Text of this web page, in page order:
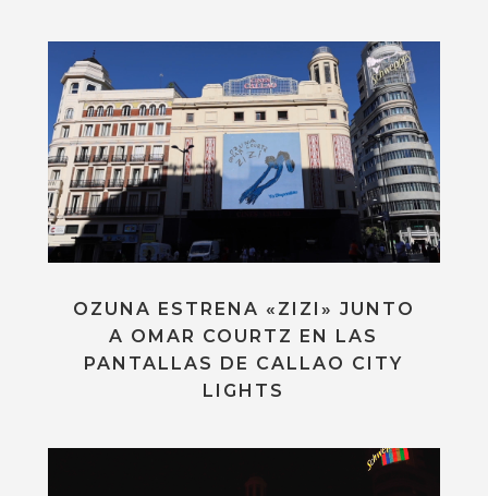
OZUNA ESTRENA «ZIZI» JUNTO
A OMAR COURTZ EN LAS
PANTALLAS DE CALLAO CITY
LIGHTS